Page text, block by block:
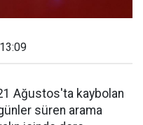
Ağustos'ta kaybolan
süren arama